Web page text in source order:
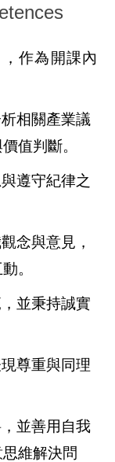
作為開課內
相關產業議
值判斷。
遵守紀律之
念與意見，
。
並秉持誠實
尊重與同理
並善用自我
維解決問